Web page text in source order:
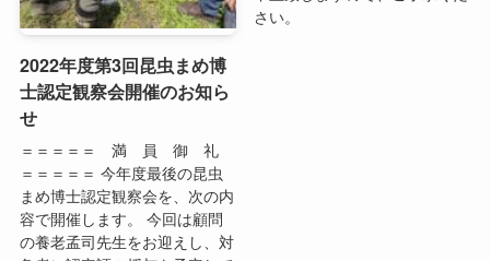
せ
＝＝＝＝＝ 今年度最後の昆虫
まめ博士認定観察会を、次の内
容で開催します。 今回は顧問
の養老孟司先生をお迎えし、対
象者に認定証の授与を予定して
います。 養老の森及びその周
辺で、森林、昆虫についての専
門家と一緒に森林...